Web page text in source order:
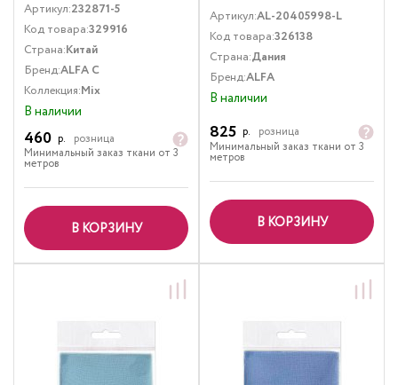
Артикул:232871-5
Код товара:329916
Страна:Китай
Бренд:ALFA C
Коллекция:Mix
В наличии
460 р.
розница
Минимальный заказ ткани от 3
метров
В КОРЗИНУ
Артикул:AL-20405998-L
Код товара:326138
Страна:Дания
Бренд:ALFA
В наличии
825 р.
розница
Минимальный заказ ткани от 3
метров
В КОРЗИНУ